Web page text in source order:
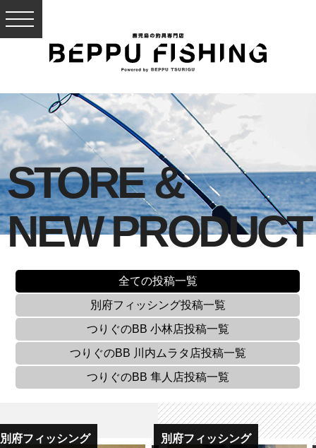
STORE &
NEW PRODUCT
全ての投稿一覧
別府フィッシング投稿一覧
つりぐのBB 小林店投稿一覧
つりぐのBB 川内ムラタ店投稿一覧
つりぐのBB 隼人店投稿一覧
別府フィッシング 別府フィッシング